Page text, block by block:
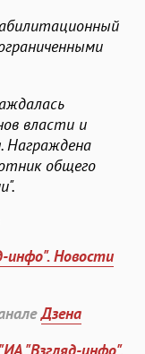
власти и
Награждена
общего
инфо". Новости
Дзена
"ИА "Взгляд-инфо".